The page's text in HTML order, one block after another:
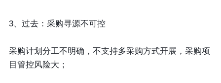
3、过去：采购寻源不可控
采购计划分工不明确，不支持多采购方式开展，采购项
目管控风险大；